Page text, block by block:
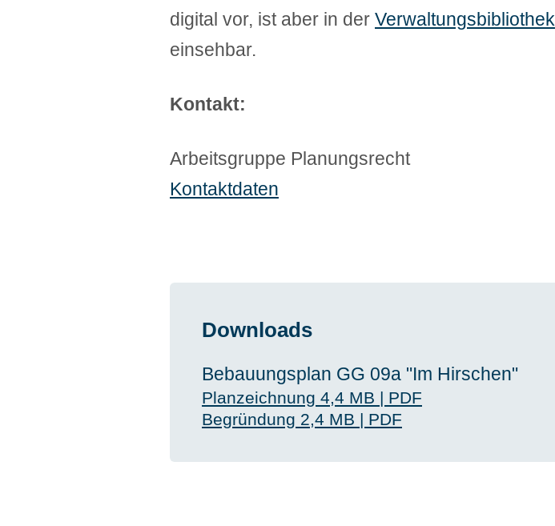
digital vor, ist aber in der Verwaltungsbibliothek
einsehbar.
Kontakt:
Arbeitsgruppe Planungsrecht
Kontaktdaten
Downloads
Bebauungsplan GG 09a "Im Hirschen"
Planzeichnung 4,4 MB | PDF
Begründung 2,4 MB | PDF